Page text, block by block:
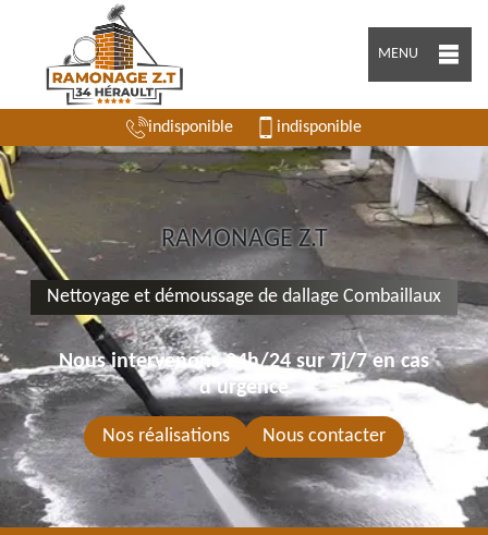
MENU
indisponible indisponible
RAMONAGE Z.T
Nettoyage et démoussage de dallage Combaillaux
Nous intervenons 24h/24 sur 7j/7 en cas
d'urgence
Nos réalisations Nous contacter